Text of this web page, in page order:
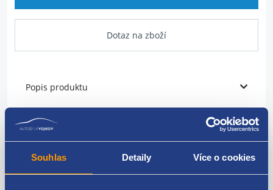
Souhlas Detaily Více o cookies
Dotaz na zboží
Popis produktu
Hadice vody
VAG original: 2E0122101